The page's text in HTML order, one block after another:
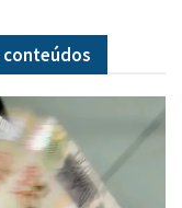
conteúdos